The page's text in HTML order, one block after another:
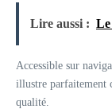
Lire aussi : Le
Accessible sur
illustre parfaitement
qualité.